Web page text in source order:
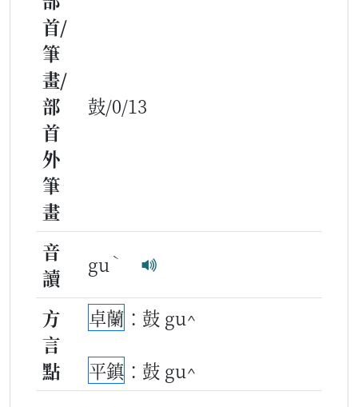
首/
筆
畫/
部
首
外
筆
畫
鼓/0/13
音
讀
gu ˋ
方
言
點
卓蘭 ：鼓 gu^
平鎮 ：鼓 gu^